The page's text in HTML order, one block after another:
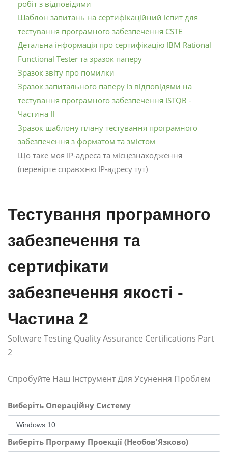
робіт з відповідями
Шаблон запитань на сертифікаційний іспит для
тестування програмного забезпечення CSTE
Детальна інформація про сертифікацію IBM Rational
Functional Tester та зразок паперу
Зразок звіту про помилки
Зразок запитального паперу із відповідями на
тестування програмного забезпечення ISTQB -
Частина II
Зразок шаблону плану тестування програмного
забезпечення з форматом та змістом
Що таке моя IP-адреса та місцезнаходження
(перевірте справжню IP-адресу тут)
Тестування програмного
забезпечення та
сертифікати
забезпечення якості -
Частина 2
Software Testing Quality Assurance Certifications Part
2
Спробуйте Наш Інструмент Для Усунення Проблем
Виберіть Операційну Систему
Виберіть Програму Проекції (Необов'Язково)